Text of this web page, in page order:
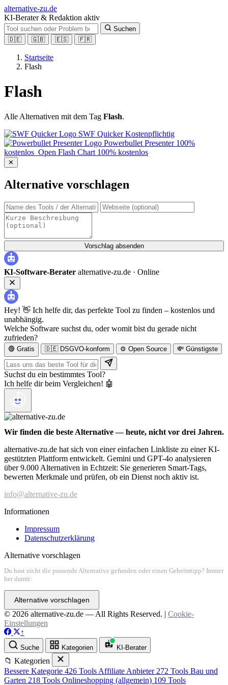
alternative-zu.de
KI-Berater & Redaktion aktiv
Suchen
🇩🇪
🇬🇧 🇪🇸 🇫🇷
Startseite
Flash
Flash
Alle Alternativen mit dem Tag Flash.
SWF Quicker Kostenpflichtig
Powerbullet Presenter 100%
kostenlos Open Flash Chart 100% kostenlos
✕
Alternative vorschlagen
Vorschlag absenden
KI-Software-Berater alternative-zu.de · Online
Hey! 👋 Ich helfe dir, das perfekte Tool zu finden – kostenlos und
unabhängig.
Welche Software suchst du, oder womit bist du gerade nicht
zufrieden?
🟢 Gratis 🇩🇪 DSGVO-konform ⚙️ Open Source 💸 Günstigste
Suchst du ein bestimmtes Tool?
Ich helfe dir beim Vergleichen! 🤖
Wir finden die beste Alternative — heute, nicht vor drei Jahren.
alternative-zu.de hat sich von einer einfachen Linkliste zu einer KI-
gestützten Plattform entwickelt. Gemini und GPT-4o analysieren
über 9.000 Alternativen in Echtzeit: Sie generieren Smart-Tags,
bewerten Merkmale und prüfen, ob ein Dienst noch aktiv ist.
info@alternative-zu.de
Informationen
Impressum
Datenschutzerklärung
Alternative vorschlagen
Du hast nicht die passende Alternative gefunden oder einen Geheimtipp? Immer
her damit:
Alternative vorschlagen
© 2026 alternative-zu.de — All Rights Reserved. | Cookie-
Einstellungen
↑
Suche Kategorien KI-Berater
📁 Kategorien
Bessere Kategorie 426 Tools Affiliate Anbieter 272 Tools Bau und
Garten 218 Tools Onlineshopping (allgemein) 109 Tools